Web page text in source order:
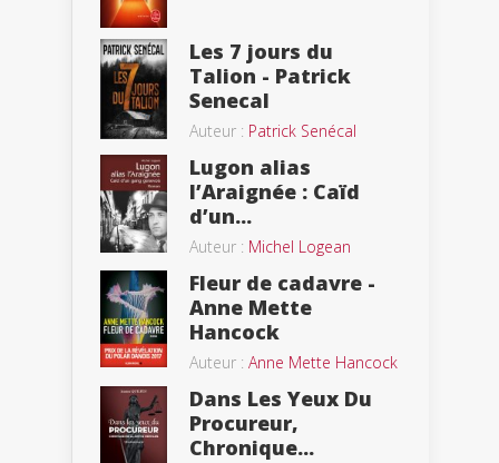
Les 7 jours du
Talion - Patrick
Senecal
Auteur : Patrick Senécal
Lugon alias
l’Araignée : Caïd
d’un...
Auteur : Michel Logean
Fleur de cadavre -
Anne Mette
Hancock
Auteur : Anne Mette Hancock
Dans Les Yeux Du
Procureur,
Chronique...